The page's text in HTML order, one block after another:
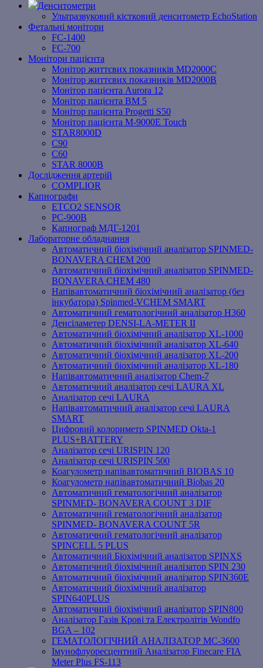
Денситометри
Ультразвуковий кістковий денситометр EchoStation
Фетальні монітори
FC-1400
FC-700
Монітори пацієнта
Монітор життєвих показників MD2000С
Монітор життєвих показників MD2000В
Mонітоp пацієнта Aurora 12
Монітор пацієнта BM 5
Монітор пацієнта Progetti S50
Монітор пацієнта M-9000E Touch
STAR8000D
C90
C60
STAR 8000B
Дослідження артерій
COMPLIOR
Капнографи
ETCO2 SENSOR
PC‐900B
Капнограф МДГ-1201
Лабораторне обладнання
Автоматичний біохімічний аналізатор SPINMED-
BONAVERA CHEM 200
Автоматичний біохімічний аналізатор SPINMED-
BONAVERA CHEM 480
Напівавтоматичний біохімічний аналізатор (без
інкубатора) Spinmed-VCHEM SMART
Автоматичний гематологічний аналізатор Н360
Денсіламетер DENSI-LA-METER ІІ
Автоматичний біохімічний аналізатор XL-1000
Автоматичний біохімічний аналізатор XL-640
Автоматичний біохімічний аналізатор XL-200
Автоматичний біохімічний аналізатор XL-180
Напівавтоматичний аналізатор Chem-7
Автоматичний аналізатор сечі LAURA XL
Аналізатор сечі LAURA
Напівавтоматичний аналізатор сечі LAURA
SMART
Цифровий колориметр SPINMED Okta-1
PLUS+BATTERY
Аналізатор сечі URISPIN 120
Аналізатор сечі URISPIN 500
Коагулометр напівавтоматичний BIOBAS 10
Коагулометр напівавтоматичний Biobas 20
Автоматичний гематологічний аналізатор
SPINMED- BONAVERA COUNT 3 DIF
Автоматичний гематологічний аналізатор
SPINMED- BONAVERA COUNT 5R
Автоматичний гематологічний аналізатор
SPINCELL 5 PLUS
Автоматичний Біохімічний аналізатор SPINXS
Автоматичний біохімічний аналізатор SPIN 230
Автоматичний біохімічний аналізатор SPIN360E
Автоматичний біохімічний аналізатор
SPIN640PLUS
Автоматичний біохімічний аналізатор SPIN800
Аналізатор Газів Крові та Електролітів Wondfo
BGA – 102
ГЕМАТОЛОГІЧНИЙ АНАЛІЗАТОР MC-3600
Імунофлуоресцентний Аналізатор Finecare FIA
Meter Plus FS-113